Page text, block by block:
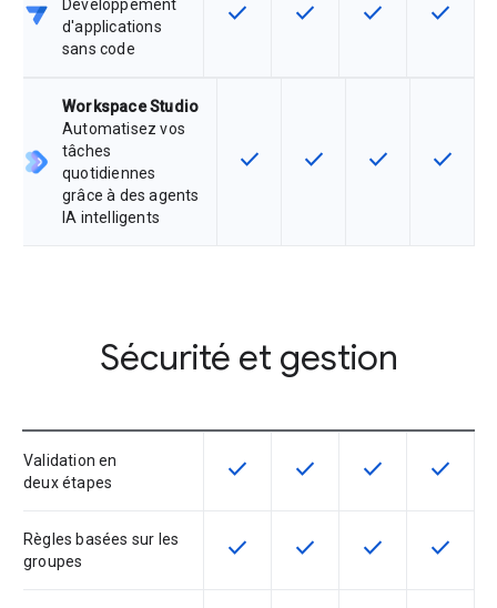
Développement
d'applications
sans code
Cette fonctionnalité est disponible
check Cette fonctionnalité est
check Cette
check Cette
check
Workspace Studio
Automatisez vos
tâches
quotidiennes
grâce à des agents
IA intelligents
Cette fonctionnalité est
check Cette fonctionnalité est
check Cette
check Cette
check
Sécurité et gestion
Validation en
deux étapes
Cette fonctionnalité est disponible
check Cette fonctionnalité est
check Cette
check Cette
check
Règles basées sur les
groupes
Cette fonctionnalité est disponible
check Cette fonctionnalité est
check Cette
check Cette
check